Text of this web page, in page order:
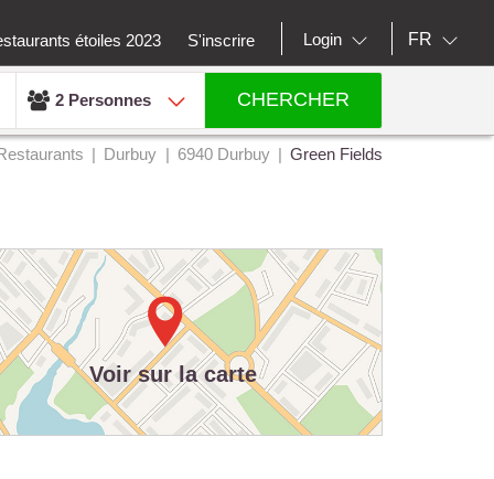
étoiles 2023 S'inscrire Login FR
2 Personnes CHERCHER
Durbuy 6940 Durbuy Green Fields
Voir sur la carte